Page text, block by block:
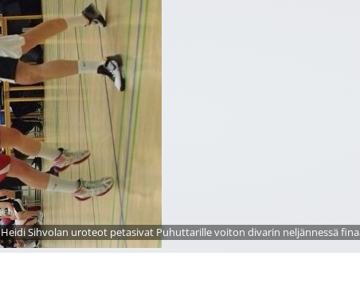
Heidi Sihvolan uroteot petasivat Puhuttarille voiton divarin neljännessä